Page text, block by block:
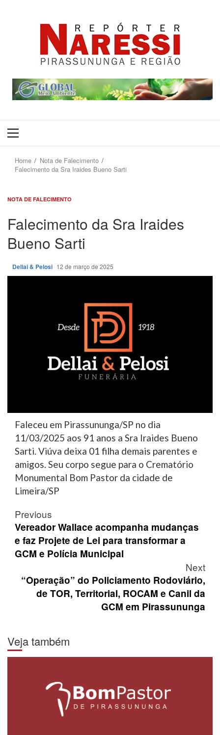
Primary
Home
Nota de Falecimento
Falecimento da Sra Iraides Bueno Sarti
NOTA DE FALECIMENTO
Falecimento da Sra Iraides
Bueno Sarti
Dellai & Pelosi 12 de março de 2025
Faleceu em Pirassununga/SP no dia
11/03/2025 aos 91 anos a Sra Iraides Bueno
Sarti. Viúva deixa 01 filha demais parentes e
amigos. Seu corpo segue para o Crematório
Monumental Bom Pastor da cidade de
Limeira/SP
Post
navigation
Previous
Vereador Wallace acompanha mudanças
e faz Projete de Lei para transformar a
GCM e Polícia Municipal
Next
“Operação” do Policiamento Rodoviário,
de TOR, Territorial, ROCAM e Canil da
GCM em Pirassununga
Veja também